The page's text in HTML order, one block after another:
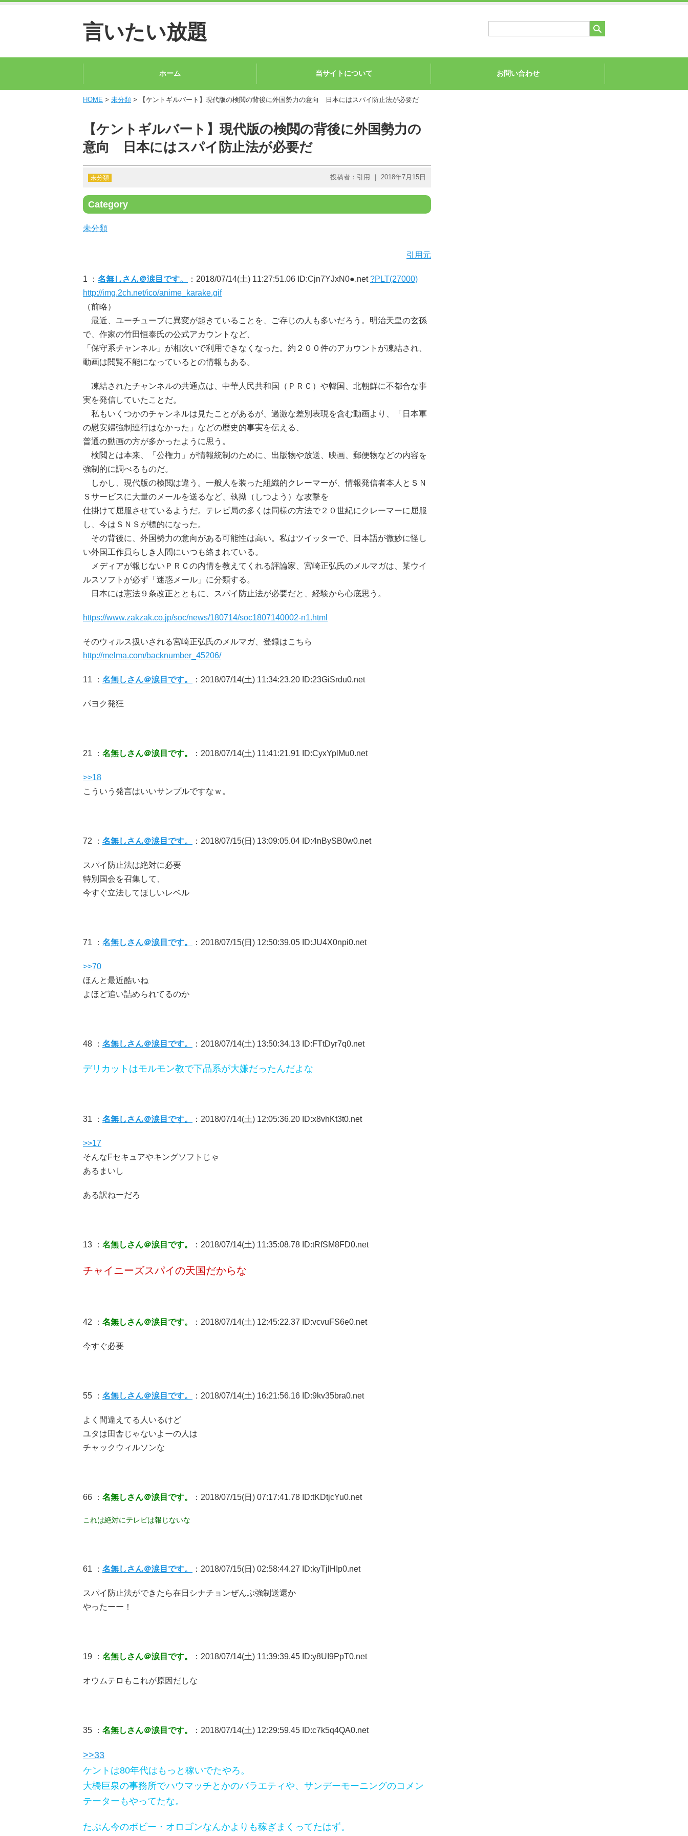
言いたい放題
ホーム 当サイトについて お問い合わせ
HOME > 未分類 > 【ケントギルバート】現代版の検閲の背後に外国勢力の意向 日本にはスパイ防止法が必要だ
【ケントギルバート】現代版の検閲の背後に外国勢力の
意向 日本にはスパイ防止法が必要だ
未分類 投稿者：引用 ｜ 2018年7月15日
Category
未分類
引用元
1 ： 名無しさん＠涙目です。 ：2018/07/14(土) 11:27:51.06 ID:Cjn7YJxN0●.net?PLT(27000)
http://img.2ch.net/ico/anime_karake.gif
（前略）
最近、ユーチューブに異変が起きていることを、ご存じの人も多いだろう。明治天皇の玄孫
で、作家の竹田恒泰氏の公式アカウントなど、
「保守系チャンネル」が相次いで利用できなくなった。約２００件のアカウントが凍結され、
動画は閲覧不能になっているとの情報もある。
凍結されたチャンネルの共通点は、中華人民共和国（ＰＲＣ）や韓国、北朝鮮に不都合な事
実を発信していたことだ。
私もいくつかのチャンネルは見たことがあるが、過激な差別表現を含む動画より、「日本軍
の慰安婦強制連行はなかった」などの歴史的事実を伝える、
普通の動画の方が多かったように思う。
検閲とは本来、「公権力」が情報統制のために、出版物や放送、映画、郵便物などの内容を
強制的に調べるものだ。
しかし、現代版の検閲は違う。一般人を装った組織的クレーマーが、情報発信者本人とＳＮ
Ｓサービスに大量のメールを送るなど、執拗（しつよう）な攻撃を
仕掛けて屈服させているようだ。テレビ局の多くは同様の方法で２０世紀にクレーマーに屈服
し、今はＳＮＳが標的になった。
その背後に、外国勢力の意向がある可能性は高い。私はツイッターで、日本語が微妙に怪し
い外国工作員らしき人間にいつも絡まれている。
メディアが報じないＰＲＣの内情を教えてくれる評論家、宮崎正弘氏のメルマガは、某ウイ
ルスソフトが必ず「迷惑メール」に分類する。
日本には憲法９条改正とともに、スパイ防止法が必要だと、経験から心底思う。
https://www.zakzak.co.jp/soc/news/180714/soc1807140002-n1.html
そのウィルス扱いされる宮崎正弘氏のメルマガ、登録はこちら
http://melma.com/backnumber_45206/
11 ： 名無しさん＠涙目です。 ：2018/07/14(土) 11:34:23.20 ID:23GiSrdu0.net
パヨク発狂
21 ： 名無しさん＠涙目です。 ：2018/07/14(土) 11:41:21.91 ID:CyxYplMu0.net
>>18
こういう発言はいいサンプルですなｗ。
72 ： 名無しさん＠涙目です。 ：2018/07/15(日) 13:09:05.04 ID:4nBySB0w0.net
スパイ防止法は絶対に必要
特別国会を召集して、
今すぐ立法してほしいレベル
71 ： 名無しさん＠涙目です。 ：2018/07/15(日) 12:50:39.05 ID:JU4X0npi0.net
>>70
ほんと最近酷いね
よほど追い詰められてるのか
48 ： 名無しさん＠涙目です。 ：2018/07/14(土) 13:50:34.13 ID:FTtDyr7q0.net
デリカットはモルモン教で下品系が大嫌だったんだよな
31 ： 名無しさん＠涙目です。 ：2018/07/14(土) 12:05:36.20 ID:x8vhKt3t0.net
>>17
そんなFセキュアやキングソフトじゃ
あるまいし
ある訳ねーだろ
13 ： 名無しさん＠涙目です。 ：2018/07/14(土) 11:35:08.78 ID:tRfSM8FD0.net
チャイニーズスパイの天国だからな
42 ： 名無しさん＠涙目です。 ：2018/07/14(土) 12:45:22.37 ID:vcvuFS6e0.net
今すぐ必要
55 ： 名無しさん＠涙目です。 ：2018/07/14(土) 16:21:56.16 ID:9kv35bra0.net
よく間違えてる人いるけど
ユタは田舎じゃないよーの人は
チャックウィルソンな
66 ： 名無しさん＠涙目です。 ：2018/07/15(日) 07:17:41.78 ID:tKDtjcYu0.net
これは絶対にテレビは報じないな
61 ： 名無しさん＠涙目です。 ：2018/07/15(日) 02:58:44.27 ID:kyTjlHIp0.net
スパイ防止法ができたら在日シナチョンぜんぶ強制送還か
やったーー！
19 ： 名無しさん＠涙目です。 ：2018/07/14(土) 11:39:39.45 ID:y8UI9PpT0.net
オウムテロもこれが原因だしな
35 ： 名無しさん＠涙目です。 ：2018/07/14(土) 12:29:59.45 ID:c7k5q4QA0.net
>>33
ケントは80年代はもっと稼いでたやろ。
大橋巨泉の事務所でハウマッチとかのバラエティや、サンデーモーニングのコメン
テーターもやってたな。
たぶん今のボビー・オロゴンなんかよりも稼ぎまくってたはず。